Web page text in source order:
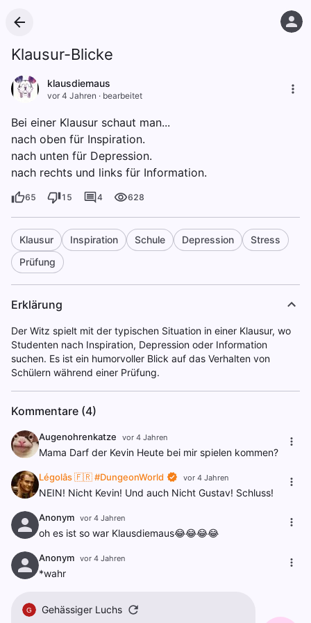
Klausur-Blicke
klausdiemaus
vor 4 Jahren · bearbeitet
Bei einer Klausur schaut man...
nach oben für Inspiration.
nach unten für Depression.
nach rechts und links für Information.
65 15 4 628
Klausur Inspiration Schule Depression
Stress
Prüfung
Erklärung
Der Witz spielt mit der typischen Situation in einer Klausur, wo
Studenten nach Inspiration, Depression oder Information
suchen. Es ist ein humorvoller Blick auf das Verhalten von
Schülern während einer Prüfung.
Kommentare (4)
Augenohrenkatze vor 4 Jahren
Mama Darf der Kevin Heute bei mir spielen kommen?
Légolâs 🇫🇷 #DungeonWorld vor 4 Jahren
NEIN! Nicht Kevin! Und auch Nicht Gustav! Schluss!
Anonym vor 4 Jahren
oh es ist so war Klausdiemaus😂😂😂😂
Anonym vor 4 Jahren
*wahr
G Gehässiger Luchs